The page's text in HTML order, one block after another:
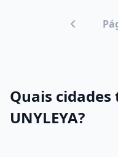
Quais
UNYLEYA?